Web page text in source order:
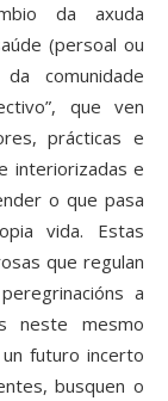
da axuda
(persoal ou
comunidade
que ven
prácticas e
interiorizadas e
o que pasa
vida. Estas
que regulan
a
neste mesmo
futuro incerto
busquen o